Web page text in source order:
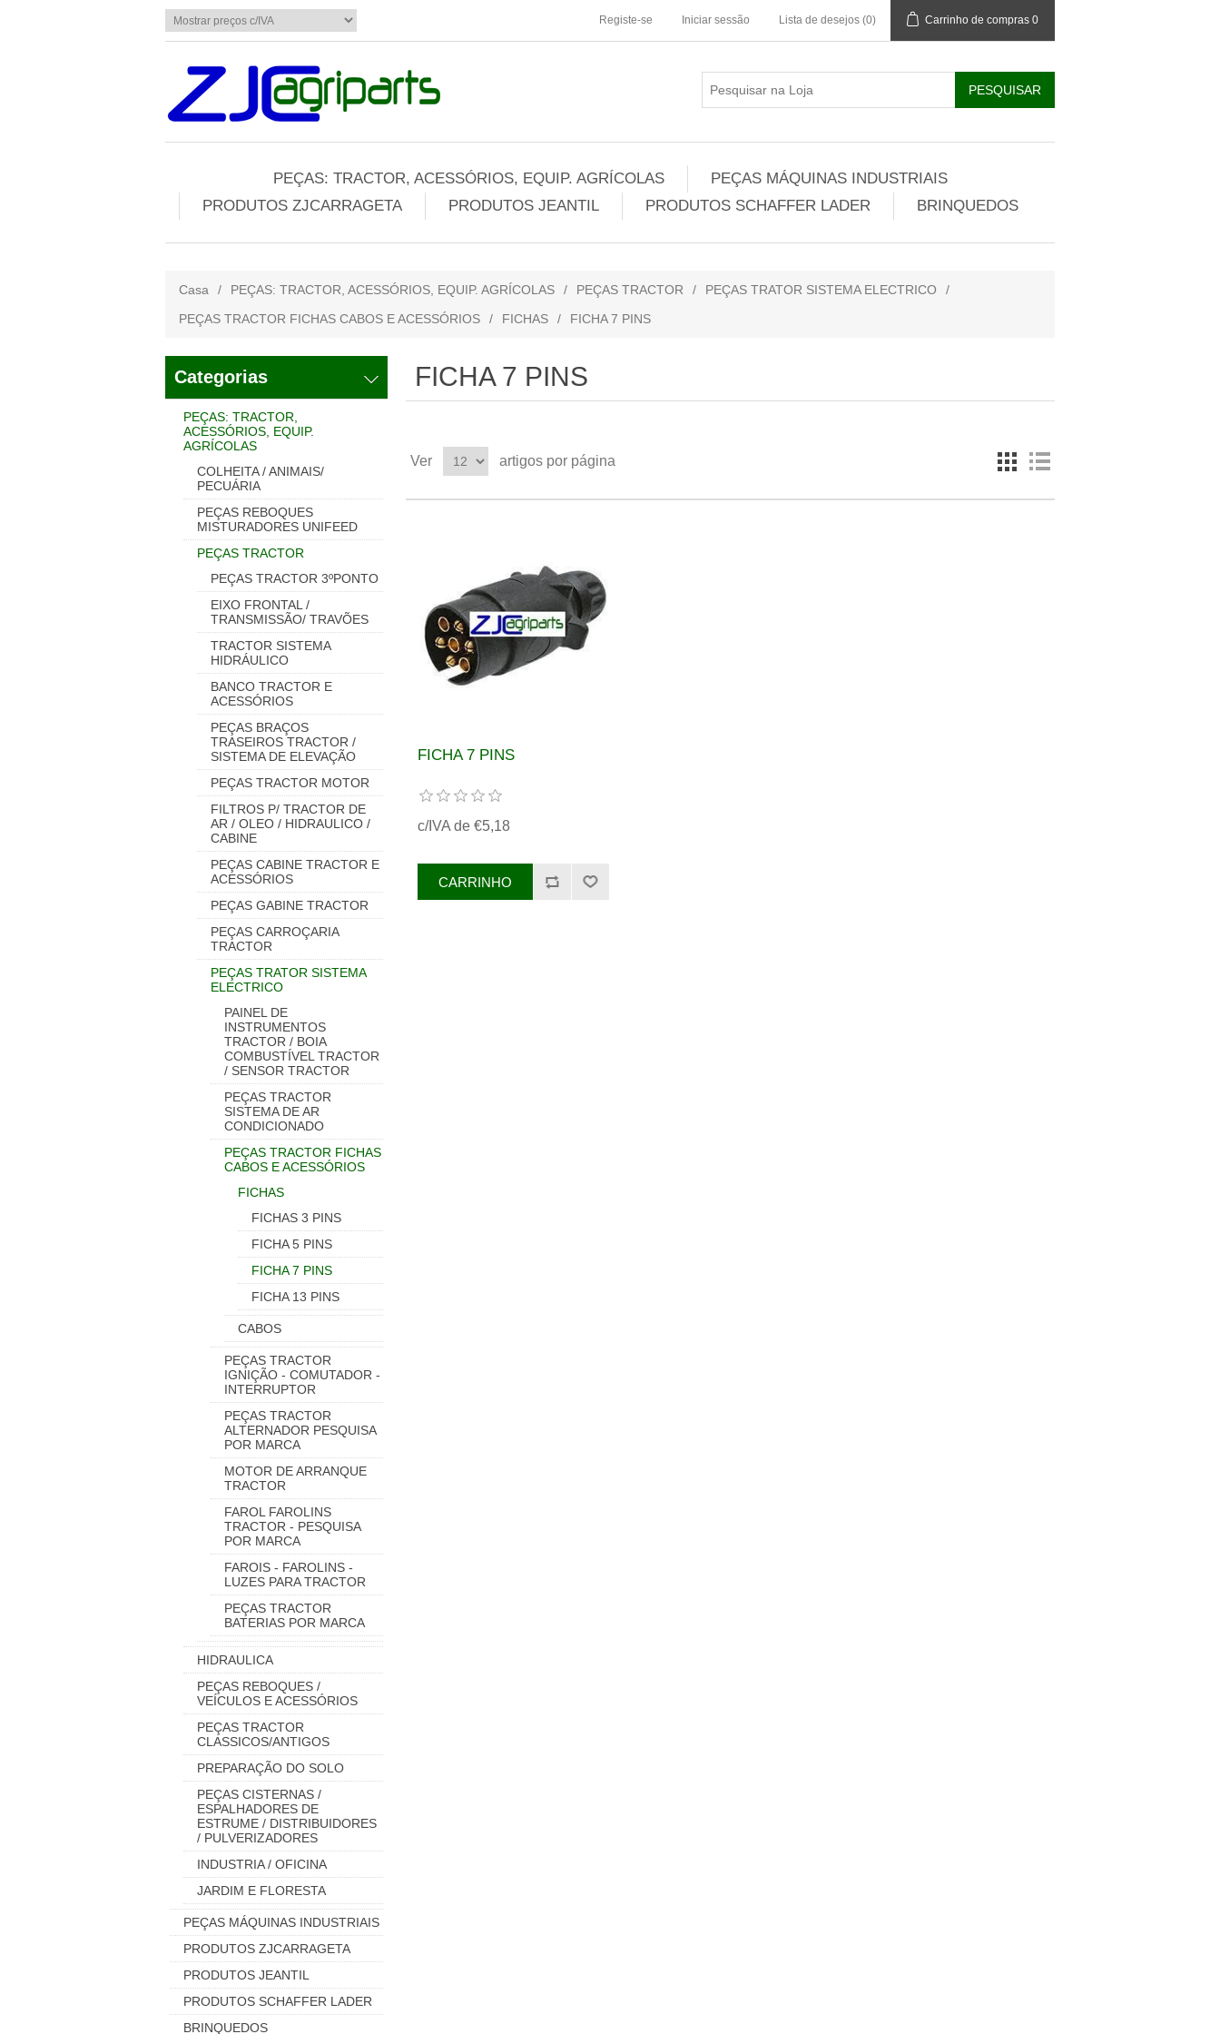
Registe-se Iniciar sessão Lista de desejos (0) Carrinho de compras 0
PEÇAS: TRACTOR, ACESSÓRIOS, EQUIP. AGRÍCOLAS
PEÇAS MÁQUINAS INDUSTRIAIS
PRODUTOS ZJCARRAGETA
PRODUTOS JEANTIL PRODUTOS SCHAFFER LADER BRINQUEDOS
Casa / PEÇAS: TRACTOR, ACESSÓRIOS, EQUIP. AGRÍCOLAS / PEÇAS TRACTOR / PEÇAS TRATOR SISTEMA ELECTRICO
/
PEÇAS TRACTOR FICHAS CABOS E ACESSÓRIOS
/ FICHAS / FICHA 7 PINS
Categorias
PEÇAS: TRACTOR,
ACESSÓRIOS, EQUIP.
AGRÍCOLAS
COLHEITA / ANIMAIS/
PECUÁRIA
PEÇAS REBOQUES
MISTURADORES UNIFEED
PEÇAS TRACTOR
PEÇAS TRACTOR 3ºPONTO
EIXO FRONTAL /
TRANSMISSÃO/ TRAVÕES
TRACTOR SISTEMA
HIDRÁULICO
BANCO TRACTOR E
ACESSÓRIOS
PEÇAS BRAÇOS
TRASEIROS TRACTOR /
SISTEMA DE ELEVAÇÃO
PEÇAS TRACTOR MOTOR
FILTROS P/ TRACTOR DE
AR / OLEO / HIDRAULICO /
CABINE
PEÇAS CABINE TRACTOR E
ACESSÓRIOS
PEÇAS GABINE TRACTOR
PEÇAS CARROÇARIA
TRACTOR
PEÇAS TRATOR SISTEMA
ELECTRICO
PAINEL DE
INSTRUMENTOS
TRACTOR / BOIA
COMBUSTÍVEL TRACTOR
/ SENSOR TRACTOR
PEÇAS TRACTOR
SISTEMA DE AR
CONDICIONADO
PEÇAS TRACTOR FICHAS
CABOS E ACESSÓRIOS
FICHAS
FICHAS 3 PINS
FICHA 5 PINS
FICHA 7 PINS
FICHA 13 PINS
CABOS
PEÇAS TRACTOR
IGNIÇÃO - COMUTADOR -
INTERRUPTOR
PEÇAS TRACTOR
ALTERNADOR PESQUISA
POR MARCA
MOTOR DE ARRANQUE
TRACTOR
FAROL FAROLINS
TRACTOR - PESQUISA
POR MARCA
FAROIS - FAROLINS -
LUZES PARA TRACTOR
PEÇAS TRACTOR
BATERIAS POR MARCA
HIDRAULICA
PEÇAS REBOQUES /
VEÍCULOS E ACESSÓRIOS
PEÇAS TRACTOR
CLASSICOS/ANTIGOS
PREPARAÇÃO DO SOLO
PEÇAS CISTERNAS /
ESPALHADORES DE
ESTRUME / DISTRIBUIDORES
/ PULVERIZADORES
INDUSTRIA / OFICINA
JARDIM E FLORESTA
PEÇAS MÁQUINAS INDUSTRIAIS
PRODUTOS ZJCARRAGETA
PRODUTOS JEANTIL
PRODUTOS SCHAFFER LADER
BRINQUEDOS
FICHA 7 PINS
Ver artigos por página
FICHA 7 PINS
c/IVA de €5,18